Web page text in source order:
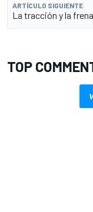
ARTÍCULO SIGUIENTE
La tracción y la
TOP